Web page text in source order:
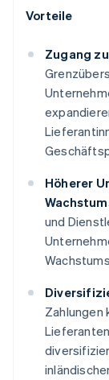
Vorteile
Zugang
Höherer
und
Zahlungen